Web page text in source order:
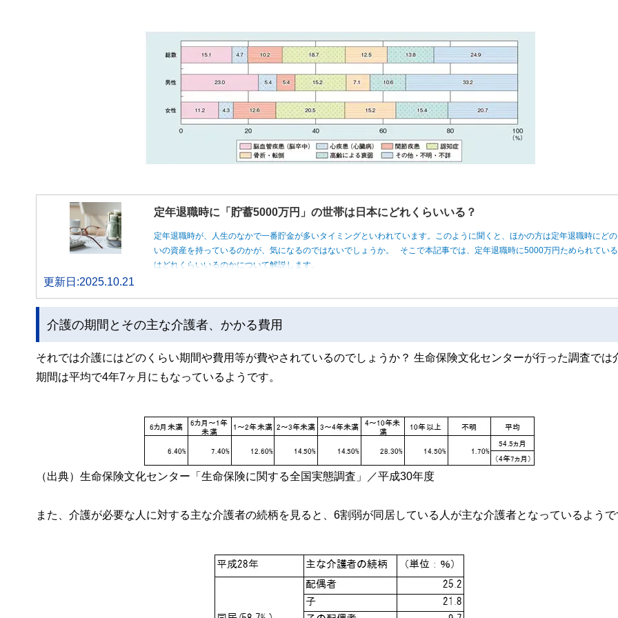
定年退職時に「貯蓄5000万円」の世帯は日本にどれくらいいる？
定年退職時が、人生のなかで一番貯金が多いタイミングといわれています。このように聞くと、ほかの方は定年退職時にどの
いの資産を持っているのかが、気になるのではないでしょうか。 そこで本記事では、定年退職時に5000万円ためられてい
はどれくらいいるのかについて解説します。
更新日:2025.10.21
介護の期間とその主な介護者、かかる費用
それでは介護にはどのくらい期間や費用等が費やされているのでしょうか？ 生命保険文化センターが行った調査では
期間は平均で4年7ヶ月にもなっているようです。
（出典）生命保険文化センター「生命保険に関する全国実態調査」／平成30年度
また、介護が必要な人に対する主な介護者の続柄を見ると、6割弱が同居している人が主な介護者となっているようで